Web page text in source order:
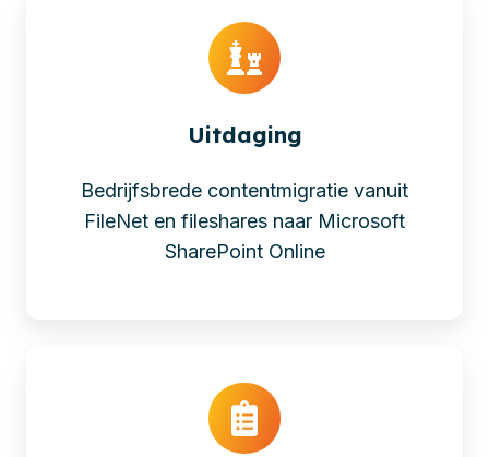
Uitdaging
Bedrijfsbrede contentmigratie vanuit
FileNet en fileshares naar Microsoft
SharePoint Online